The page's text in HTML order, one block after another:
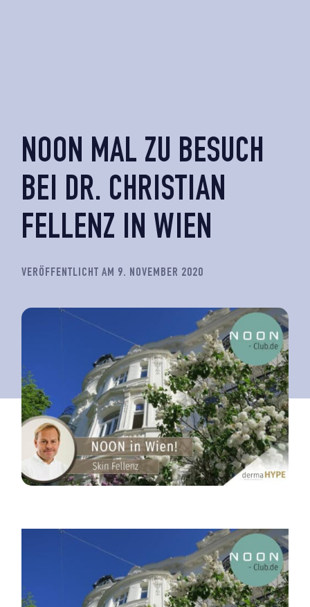
NOON MAL ZU BESUCH
BEI DR. CHRISTIAN
FELLENZ IN WIEN
VERÖFFENTLICHT AM 9. NOVEMBER 2020